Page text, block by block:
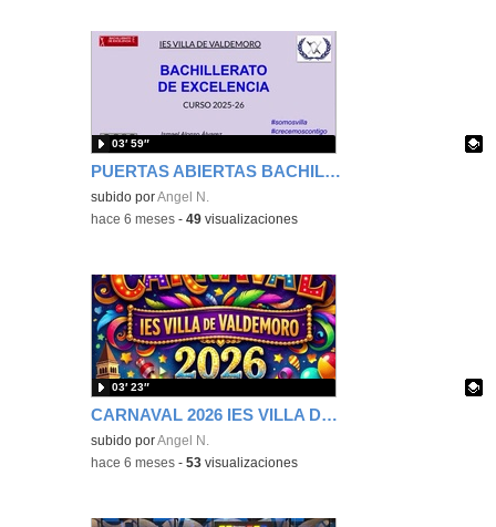
PUERTAS ABIERTAS BACHILLERATO DE EXCELENCIA IES VILLA DE VALDEMORO 2026
Contenido educativo.
subido porAngel N.
03′ 59″
-hace 6 meses -49 visualizaciones
CARNAVAL 2026 IES VILLA DE VALDEMORO
Contenido educativo.
subido porAngel N.
03′ 23″
-hace 6 meses -53 visualizaciones